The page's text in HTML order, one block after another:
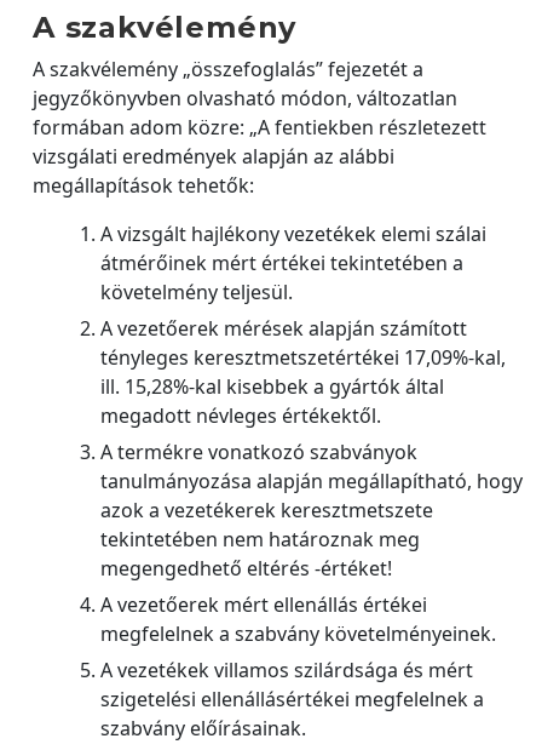
A szakvélemény
A szakvélemény „összefoglalás” fejezetét a
jegyzőkönyvben olvasható módon, változatlan
formában adom közre: „A fentiekben részletezett
vizsgálati eredmények alapján az alábbi
megállapítások tehetők:
A vizsgált hajlékony vezetékek elemi szálai
átmérőinek mért értékei tekintetében a
követelmény teljesül.
A vezetőerek mérések alapján számított
tényleges keresztmetszetértékei 17,09%-kal,
ill. 15,28%-kal kisebbek a gyártók által
megadott névleges értékektől.
A termékre vonatkozó szabványok
tanulmányozása alapján megállapítható, hogy
azok a vezetékerek keresztmetszete
tekintetében nem határoznak meg
megengedhető eltérés -értéket!
A vezetőerek mért ellenállás értékei
megfelelnek a szabvány követelményeinek.
A vezetékek villamos szilárdsága és mért
szigetelési ellenállásértékei megfelelnek a
szabvány előírásainak.